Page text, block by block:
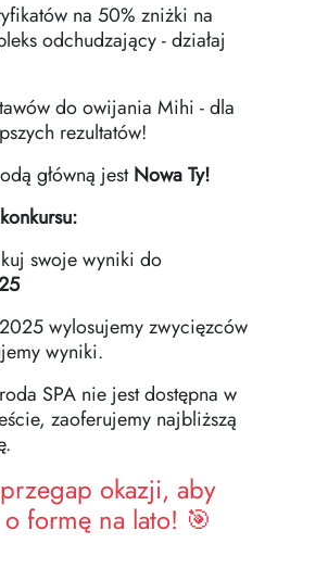
na 50% zniżki na
odchudzający - działaj
do owijania Mihi - dla
rezultatów!
główną jestNowa Ty!
swoje wyniki do
wylosujemy zwycięzców
wyniki.
SPA nie jest dostępna w
zaoferujemy najbliższą
okazji, aby
formę na lato! 🎯